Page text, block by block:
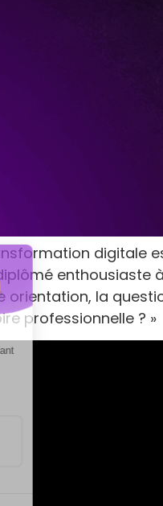
digitale
enthousiaste
orientation, la
professionnelle ? »